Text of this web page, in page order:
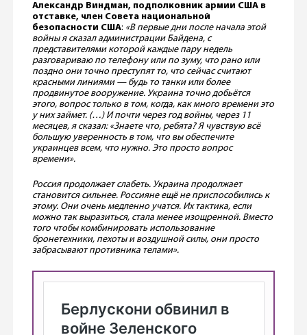
Александр Виндман, подполковник армии США в
отставке, член Совета национальной
безопасности США: «В первые дни после начала этой
войны я сказал администрации Байдена, с
представителями которой каждые пару недель
разговариваю по телефону или по зуму, что рано или
поздно они точно преступят то, что сейчас считают
красными линиями — будь то танки или более
продвинутое вооружение. Украина точно добьётся
этого, вопрос только в том, когда, как много времени это
у них займет. (…) И почти через год войны, через 11
месяцев, я сказал: «Знаете что, ребята? Я чувствую всё
большую уверенность в том, что вы обеспечите
украинцев всем, что нужно. Это просто вопрос
времени».
Россия продолжает слабеть. Украина продолжает
становится сильнее. Россияне ещё не приспособились к
этому. Они очень медленно учатся. Их тактика, если
можно так выразиться, стала менее изощренной. Вместо
того чтобы комбинировать использование
бронетехники, пехоты и воздушной силы, они просто
забрасывают противника телами».